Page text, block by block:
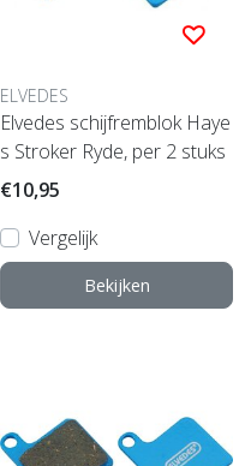
ELVEDES
Elvedes schijfremblok Haye
s Stroker Ryde, per 2 stuks
€10,95
Vergelijk
Bekijken